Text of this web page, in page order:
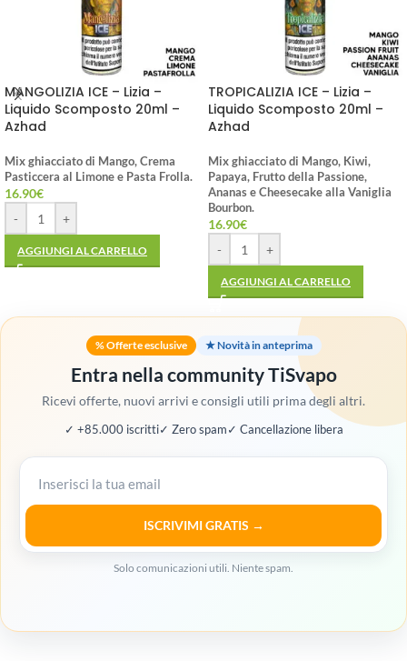
MANGOLIZIA ICE – Lizia –
Liquido Scomposto 20ml –
Azhad
Mix ghiacciato di Mango, Crema
Pasticcera al Limone e Pasta Frolla.
16.90€
-
+
AGGIUNGI AL CARRELLO
TROPICALIZIA ICE – Lizia –
Liquido Scomposto 20ml –
Azhad
Mix ghiacciato di Mango, Kiwi,
Papaya, Frutto della Passione,
Ananas e Cheesecake alla Vaniglia
Bourbon.
16.90€
-
+
AGGIUNGI AL CARRELLO
% Offerte esclusive ★ Novità in anteprima
Entra nella community TiSvapo
Ricevi offerte, nuovi arrivi e consigli utili prima degli altri.
✓ +85.000 iscritti✓ Zero spam✓ Cancellazione libera
ISCRIVIMI GRATIS →
Solo comunicazioni utili. Niente spam.